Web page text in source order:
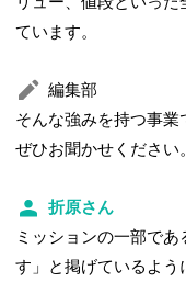
ています。
編集部
そんな強みを持つ事業
ぜひお聞かせください
折原さん
ミッションの一部で
す」と掲げているよう